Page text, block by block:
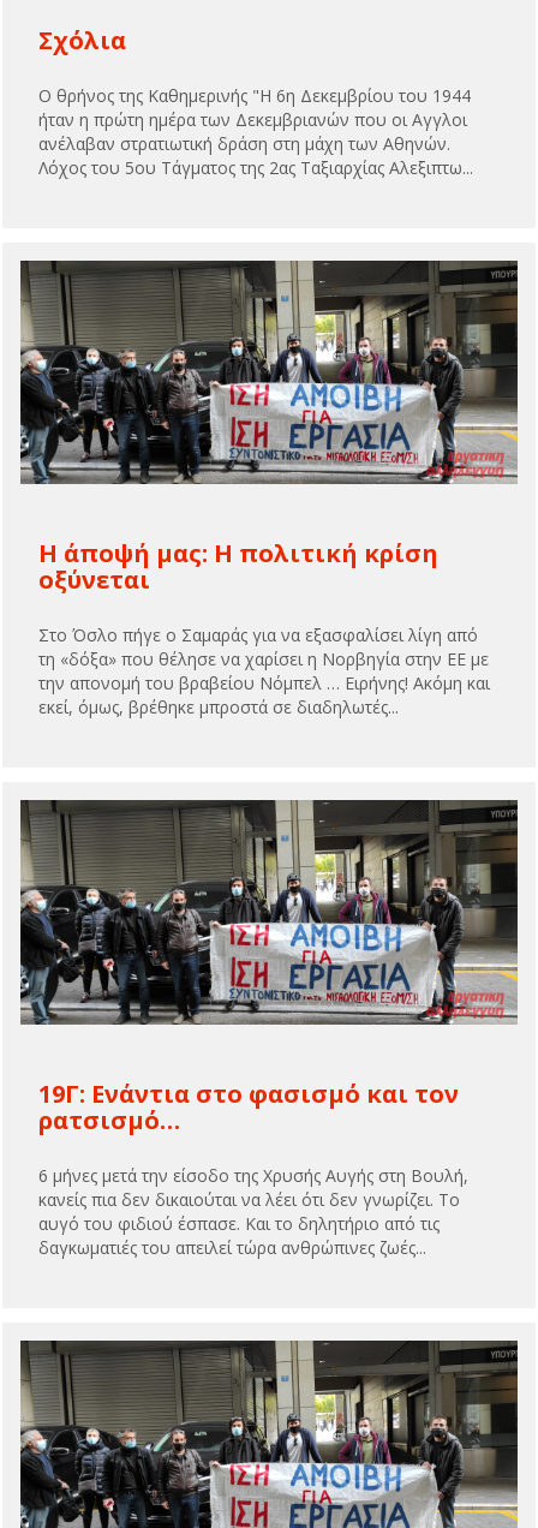
Σχόλια
Ο θρήνος της Καθημερινής "Η 6η Δεκεμβρίου του 1944
ήταν η πρώτη ημέρα των Δεκεμβριανών που οι Αγγλοι
ανέλαβαν στρατιωτική δράση στη μάχη των Αθηνών.
Λόχος του 5ου Τάγματος της 2ας Ταξιαρχίας Αλεξιπτω...
Η άποψή μας: Η πολιτική κρίση
οξύνεται
Στο Όσλο πήγε ο Σαμαράς για να εξασφαλίσει λίγη από
τη «δόξα» που θέλησε να χαρίσει η Νορβηγία στην ΕΕ με
την απονομή του βραβείου Νόμπελ … Ειρήνης! Ακόμη και
εκεί, όμως, βρέθηκε μπροστά σε διαδηλωτές...
19Γ: Ενάντια στο φασισμό και τον
ρατσισμό…
6 μήνες μετά την είσοδο της Χρυσής Αυγής στη Βουλή,
κανείς πια δεν δικαιούται να λέει ότι δεν γνωρίζει. Το
αυγό του φιδιού έσπασε. Και το δηλητήριο από τις
δαγκωματιές του απειλεί τώρα ανθρώπινες ζωές...